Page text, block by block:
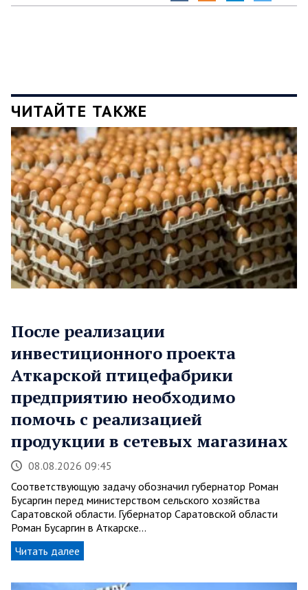
ЧИТАЙТЕ ТАКЖЕ
После реализации
инвестиционного проекта
Аткарской птицефабрики
предприятию необходимо
помочь с реализацией
продукции в сетевых магазинах
08.08.2026 09:45
Соответствующую задачу обозначил губернатор Роман
Бусаргин перед министерством сельского хозяйства
Саратовской области. Губернатор Саратовской области
Роман Бусаргин в Аткарске…
Читать далее